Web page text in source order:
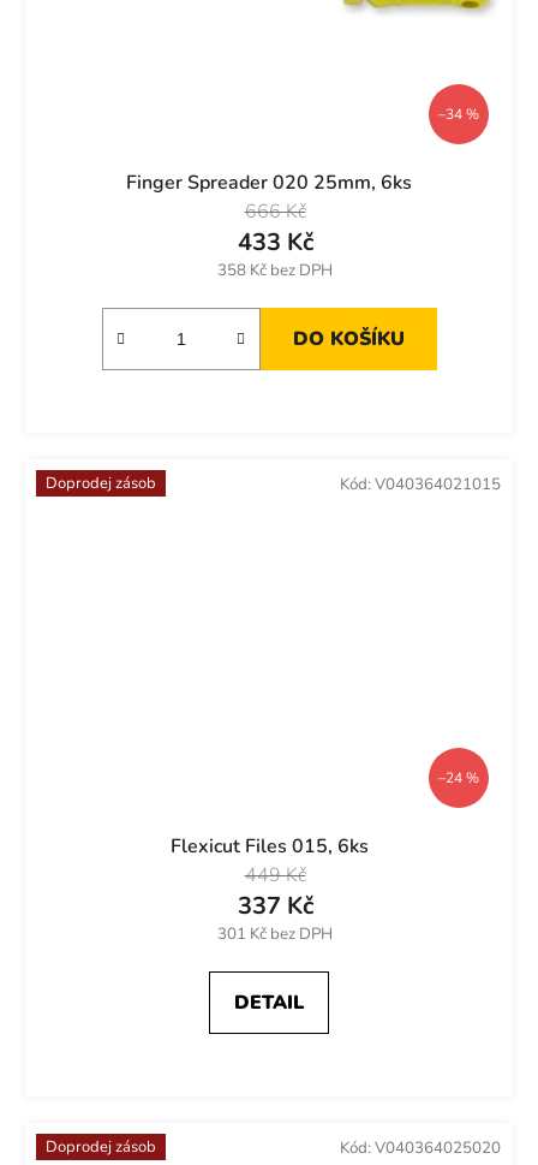
–34 %
Finger Spreader 020 25mm, 6ks
358 Kč bez DPH
433 Kč
666 Kč
DO KOŠÍKU
Doprodej zásob
–24 %
Flexicut Files 015, 6ks
301 Kč bez DPH
337 Kč
449 Kč
DETAIL
Kód: V040364021015
Doprodej zásob Kód: V040364025020